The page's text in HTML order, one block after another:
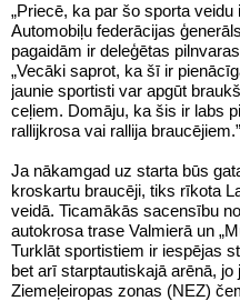
„Priecē, ka par šo sporta
Automobiļu federācijas
pagaidām ir deleģētas
„Vecāki saprot, ka šī ir
jaunie sportisti var apgūt
ceļiem. Domāju, ka šis ir labs
rallijkrosa vai rallija braucējiem.”
Ja nākamgad uz starta būs
kroskartu braucēji, tiks rīkota
veidā. Ticamākās sacensību
autokrosa trase Valmierā un
Turklāt sportistiem ir iespējas
bet arī starptautiskajā arēnā,
Ziemeļeiropas zonas (NEZ)